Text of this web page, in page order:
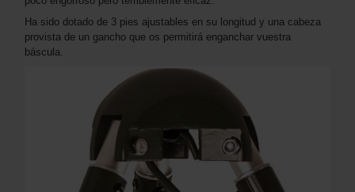
Ha sido dotado de 3 pies ajustables en su longitud y una cabeza
provista de un gancho que os permitirá enganchar vuestra
báscula.